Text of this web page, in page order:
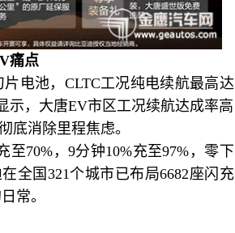
痛点
电池，CLTC工况纯电续航最高达
示，大唐EV市区工况续航达成率高
底消除里程焦虑。
至70%，9分钟10%充至97% ，零下
全国 321个城市已布局6682座闪充
常。